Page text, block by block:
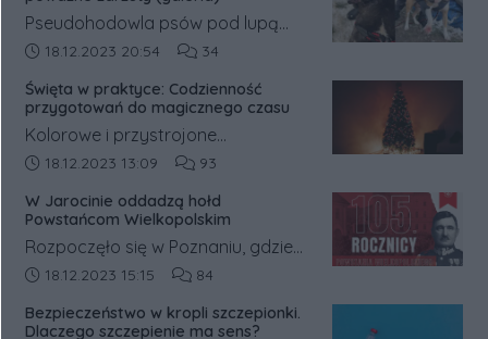
Pseudohodowla psów pod lupą
prokuratury. Była ona prowadzona
w gm. Książ Wielkopolski w pow.
śremskim. Na jej trop wpadli
inspektorzy weterynaryjni, którzy o
sprawie powiadomili policję.
Data dodania artykułu:
18.12.2023 20:54 Liczba komentarzy artykułu:
34
Święta w praktyce: Codzienność
przygotowań do magicznego czasu
Kolorowe i przystrojone
świątecznymi dekoracjami witryny
przejść obok nich obojętnie.
Data dodania artykułu:
18.12.2023 13:09 Liczba komentarzy artykułu:
93
W Jarocinie oddadzą hołd
Powstańcom Wielkopolskim
Rozpoczęło się w Poznaniu, gdzie
mieszkańcy walczyli o ziemie
pruski.
Data dodania artykułu:
18.12.2023 15:15 Liczba komentarzy artykułu:
84
Bezpieczeństwo w kropli szczepionki.
Dlaczego szczepienie ma sens?